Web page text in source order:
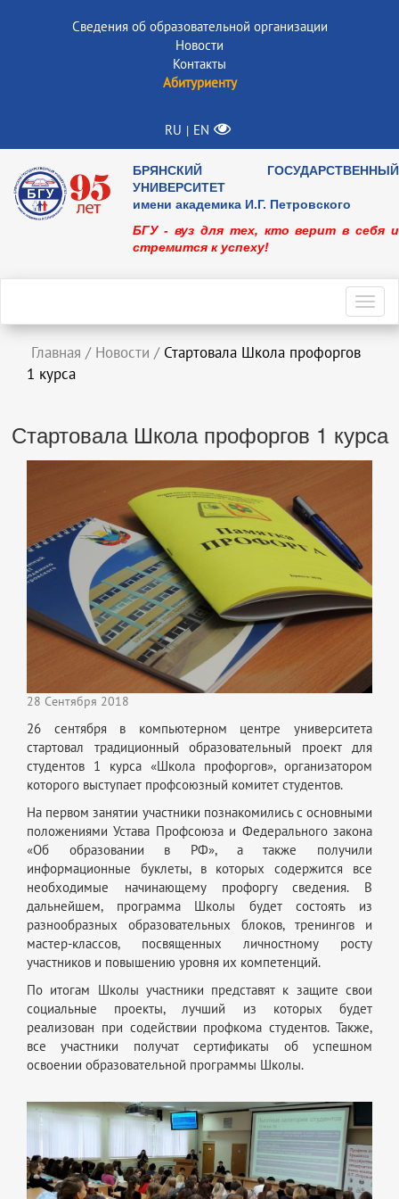
Сведения об образовательной организации
Новости
Контакты
Абитуриенту
RU | EN
БРЯНСКИЙ ГОСУДАРСТВЕННЫЙ
УНИВЕРСИТЕТ
имени академика И.Г. Петровского
БГУ - вуз для тех, кто верит в себя и
стремится к успеху!
Главная / Новости / Стартовала Школа профоргов
1 курса
Стартовала Школа профоргов 1 курса
28 Сентября 2018
26 сентября в компьютерном центре университета
стартовал традиционный образовательный проект для
студентов 1 курса «Школа профоргов», организатором
которого выступает профсоюзный комитет студентов.
На первом занятии участники познакомились с основными
положениями Устава Профсоюза и Федерального закона
«Об образовании в РФ», а также получили
информационные буклеты, в которых содержится все
необходимые начинающему профоргу сведения. В
дальнейшем, программа Школы будет состоять из
разнообразных образовательных блоков, тренингов и
мастер-классов, посвященных личностному росту
участников и повышению уровня их компетенций.
По итогам Школы участники представят к защите свои
социальные проекты, лучший из которых будет
реализован при содействии профкома студентов. Также,
все участники получат сертификаты об успешном
освоении образовательной программы Школы.